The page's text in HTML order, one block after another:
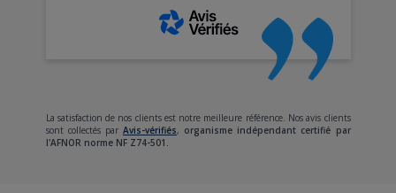
La satisfaction de nos clients est notre meilleure référence. Nos avis clients
sont collectés par Avis-vérifiés, organisme indépendant certifié par
l'AFNOR norme NF Z74-501.